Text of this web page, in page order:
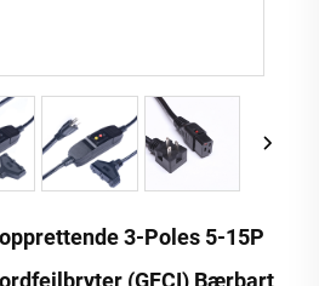
3-Poles 5-15P